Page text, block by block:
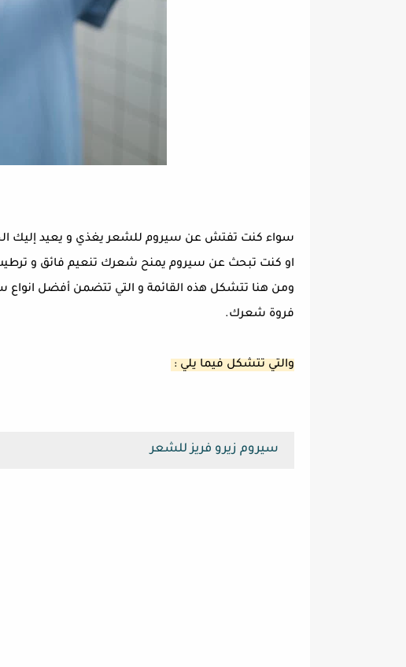
سواء كنت تفتش عن سيروم للشعر يغذي و يعيد إليك
او كنت تبحث عن سيروم يمنح شعرك تنعيم فائق و
ومن هنا تتشكل هذه القائمة و التي تتضمن أفضل انواع
فروة شعرك.
والتي تتشكل فيما يلي :
سيروم زيرو فريز للشعر